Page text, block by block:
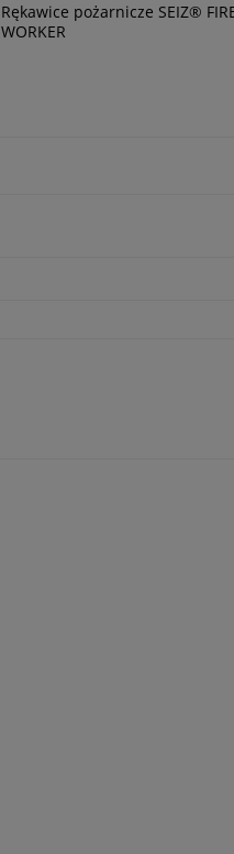
Rękawice pożarnicze SEIZ®
WORKER